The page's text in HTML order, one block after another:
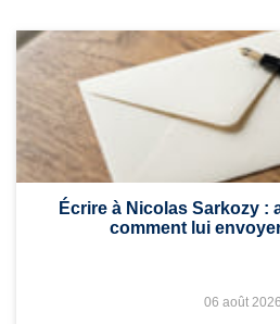
Écrire à Nicolas Sarkozy :
comment lui
06 août 2026